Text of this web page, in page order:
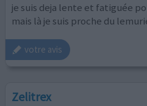
je suis deja lente et fatiguée
mais là je suis proche du
votre avis
Zelitrex